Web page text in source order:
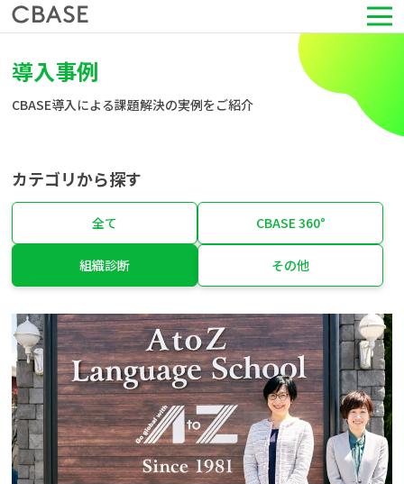
サービス
活用シーン
導入事例
セミナー情報
HRコラム
お知らせ
会社情報
よくある質問
導入事例
CBASE導入による課題解決の実例をご紹介
カテゴリから探す
全て CBASE 360°
組織診断 その他